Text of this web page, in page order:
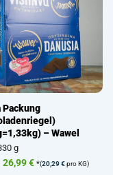
Packung
– Wawel
g
Ursprünglicher
26,99€Aktueller
*(20,29€pro KG)